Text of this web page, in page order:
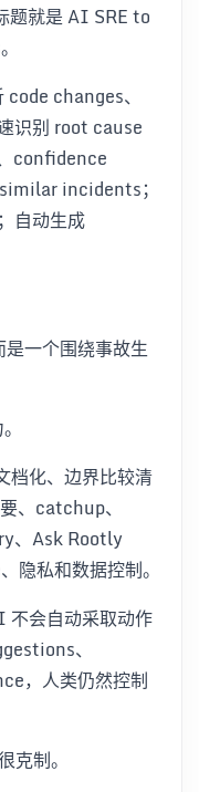
题就是 AI SRE to
changes、
识别 root cause
confidence
incidents；
自动生成
一个围绕事故生
档化、边界比较清
、catchup、
、Ask Rootly
私和数据控制。
会自动采取动作
、
，人类仍然控制
制。